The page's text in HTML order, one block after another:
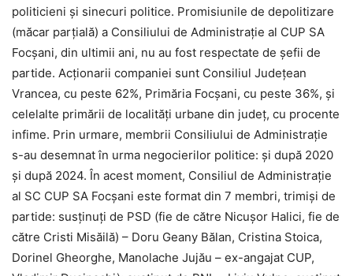
politicieni și sinecuri politice. Promisiunile de depolitizare
(măcar parțială) a Consiliului de Administrație al CUP SA
Focșani, din ultimii ani, nu au fost respectate de șefii de
partide. Acționarii companiei sunt Consiliul Județean
Vrancea, cu peste 62%, Primăria Focșani, cu peste 36%, și
celelalte primării de localități urbane din județ, cu procente
infime. Prin urmare, membrii Consiliului de Administrație
s-au desemnat în urma negocierilor politice: și după 2020
și după 2024. În acest moment, Consiliul de Administrație
al SC CUP SA Focșani este format din 7 membri, trimiși de
partide: susținuți de PSD (fie de către Nicușor Halici, fie de
către Cristi Misăilă) – Doru Geany Bălan, Cristina Stoica,
Dorinel Gheorghe, Manolache Jujău – ex-angajat CUP,